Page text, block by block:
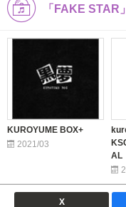
「FAKE STAR
KUROYUME BOX+
2021/03
AL
X